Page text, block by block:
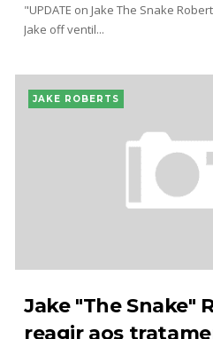
"UPDATE on Jake The Snake
Jake off ventil...
JAKE ROBERTS
Jake "The Snake"
reagir aos